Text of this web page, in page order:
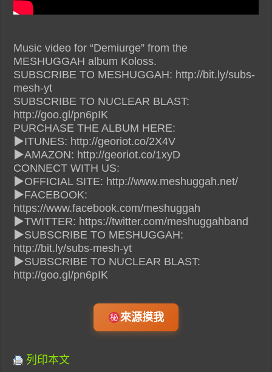
Music video for “Demiurge” from the
MESHUGGAH album Koloss.
SUBSCRIBE TO MESHUGGAH: http://bit.ly/subs-
mesh-yt
SUBSCRIBE TO NUCLEAR BLAST:
http://goo.gl/pn6pIK
PURCHASE THE ALBUM HERE:
▶ITUNES: http://georiot.co/2X4V
▶AMAZON: http://georiot.co/1xyD
CONNECT WITH US:
▶OFFICIAL SITE: http://www.meshuggah.net/
▶FACEBOOK:
https://www.facebook.com/meshuggah
▶TWITTER: https://twitter.com/meshuggahband
▶SUBSCRIBE TO MESHUGGAH:
http://bit.ly/subs-mesh-yt
▶SUBSCRIBE TO NUCLEAR BLAST:
http://goo.gl/pn6pIK
來源摸我
列印本文